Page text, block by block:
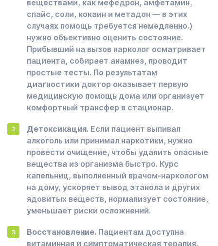
веществами, как мефедрон, амфетамин,
спайс, соли, кокаин и метадон — в этих
случаях помощь требуется немедленно.)
нужно объективно оценить состояние.
Прибывший на вызов нарколог осматривает
пациента, собирает анамнез, проводит
простые тесты. По результатам
диагностики доктор оказывает первую
медицинскую помощь дома или организует
комфортный трансфер в стационар.
Детоксикация. Если пациент выпивал
алкоголь или принимал наркотики, нужно
провести очищение, чтобы удалить опасные
вещества из организма быстро. Курс
капельниц, выполненный врачом-наркологом
на дому, ускоряет вывод этанола и других
ядовитых веществ, нормализует состояние,
уменьшает риски осложнений.
Восстановление. Пациентам доступна
витаминная и симптоматическая терапия,